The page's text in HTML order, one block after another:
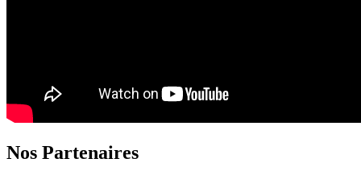
Nos Partenaires